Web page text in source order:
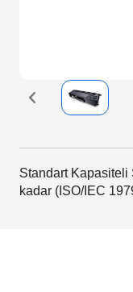
Standart Kapasiteli
kadar (ISO/IEC